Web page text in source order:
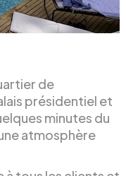
de
présidentiel et
minutes du
atmosphère